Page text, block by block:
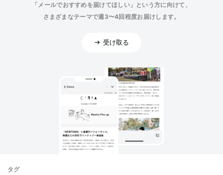
「メールでおすすめを届けてほしい」という方に向けて、
さまざまなテーマで週3〜4回程度お届けします。
受け取る
タグ